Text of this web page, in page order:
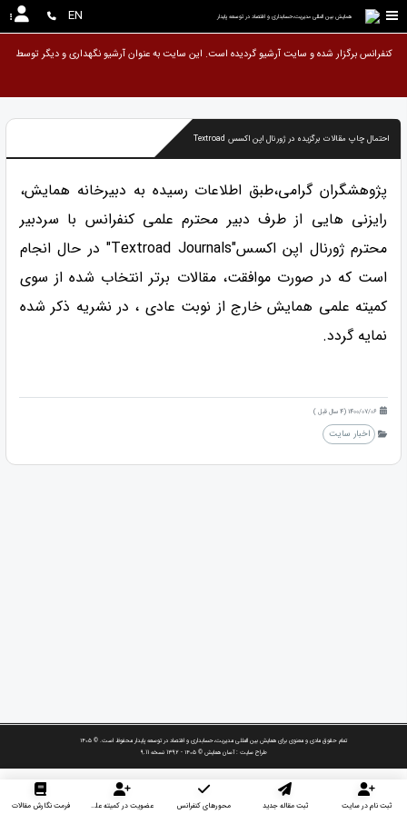
همایش بین المللی مدیریت،حسابداری و اقتصاد در توسعه پایدار EN
کنفرانس برگزار شده و سایت آرشیو گردیده است. این سایت به عنوان آرشیو نگهداری و دیگر
احتمال چاپ مقالات برگزیده در ژورنال اپن اکسس Textroad
پژوهشگران گرامی،طبق اطلاعات رسیده به دبیرخانه همایش،
رایزنی هایی از طرف دبیر محترم علمی کنفرانس با سردبیر
محترم ژورنال اپن اکسس"Textroad Journals" در حال انجام
است که در صورت موافقت، مقالات برتر انتخاب شده از سوی
کمیته علمی همایش خارج از نوبت عادی ، در نشریه ذکر شده
نمایه گردد.
1400/07/06 (4 سال قبل )
اخبار سایت
تمام حقوق مادی و معنوی برای همایش بین المللی مدیریت،حسابداری و اقتصاد در توسعه پایدار محفوظ است. © ۱۴۰۵
طراح سایت :آسان همایش © ۱۴۰۵ - 1392 نسخه 9.11
ثبت نام در سایت ثبت مقاله جدید محورهای کنفرانس عضویت در کمیته علمی داوران فرمت نگارش مقالات